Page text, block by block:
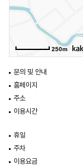
250m
문의 및 안내
홈페이지
주소
이용시간
휴일
주차
이용요금